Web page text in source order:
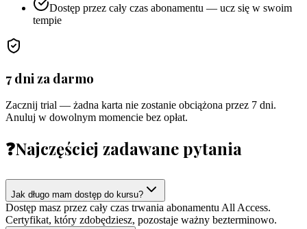
Dostęp przez cały czas abonamentu — ucz się w swoim
tempie
7 dni za darmo
Zacznij trial — żadna karta nie zostanie obciążona przez 7 dni.
Anuluj w dowolnym momencie bez opłat.
❓Najczęściej zadawane pytania
Jak długo mam dostęp do kursu?
Dostęp masz przez cały czas trwania abonamentu All Access.
Certyfikat, który zdobędziesz, pozostaje ważny bezterminowo.